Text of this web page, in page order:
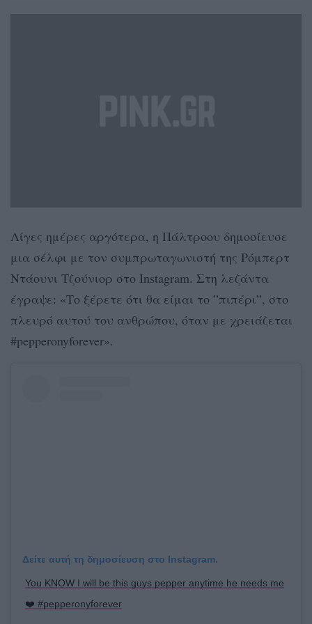
Λίγες ημέρες αργότερα, η Πάλτροου δημοσίευσε
μια σέλφι με τον συμπρωταγωνιστή της Ρόμπερτ
Ντάουνι Τζούνιορ στο Instagram. Στη λεζάντα
έγραψε: «Το ξέρετε ότι θα είμαι το ”πιπέρι”, στο
πλευρό αυτού του ανθρώπου, όταν με χρειάζεται
#pepperonyforever».
Δείτε αυτή τη δημοσίευση στο Instagram.
You KNOW I will be this guys pepper anytime he needs me
❤️ #pepperonyforever